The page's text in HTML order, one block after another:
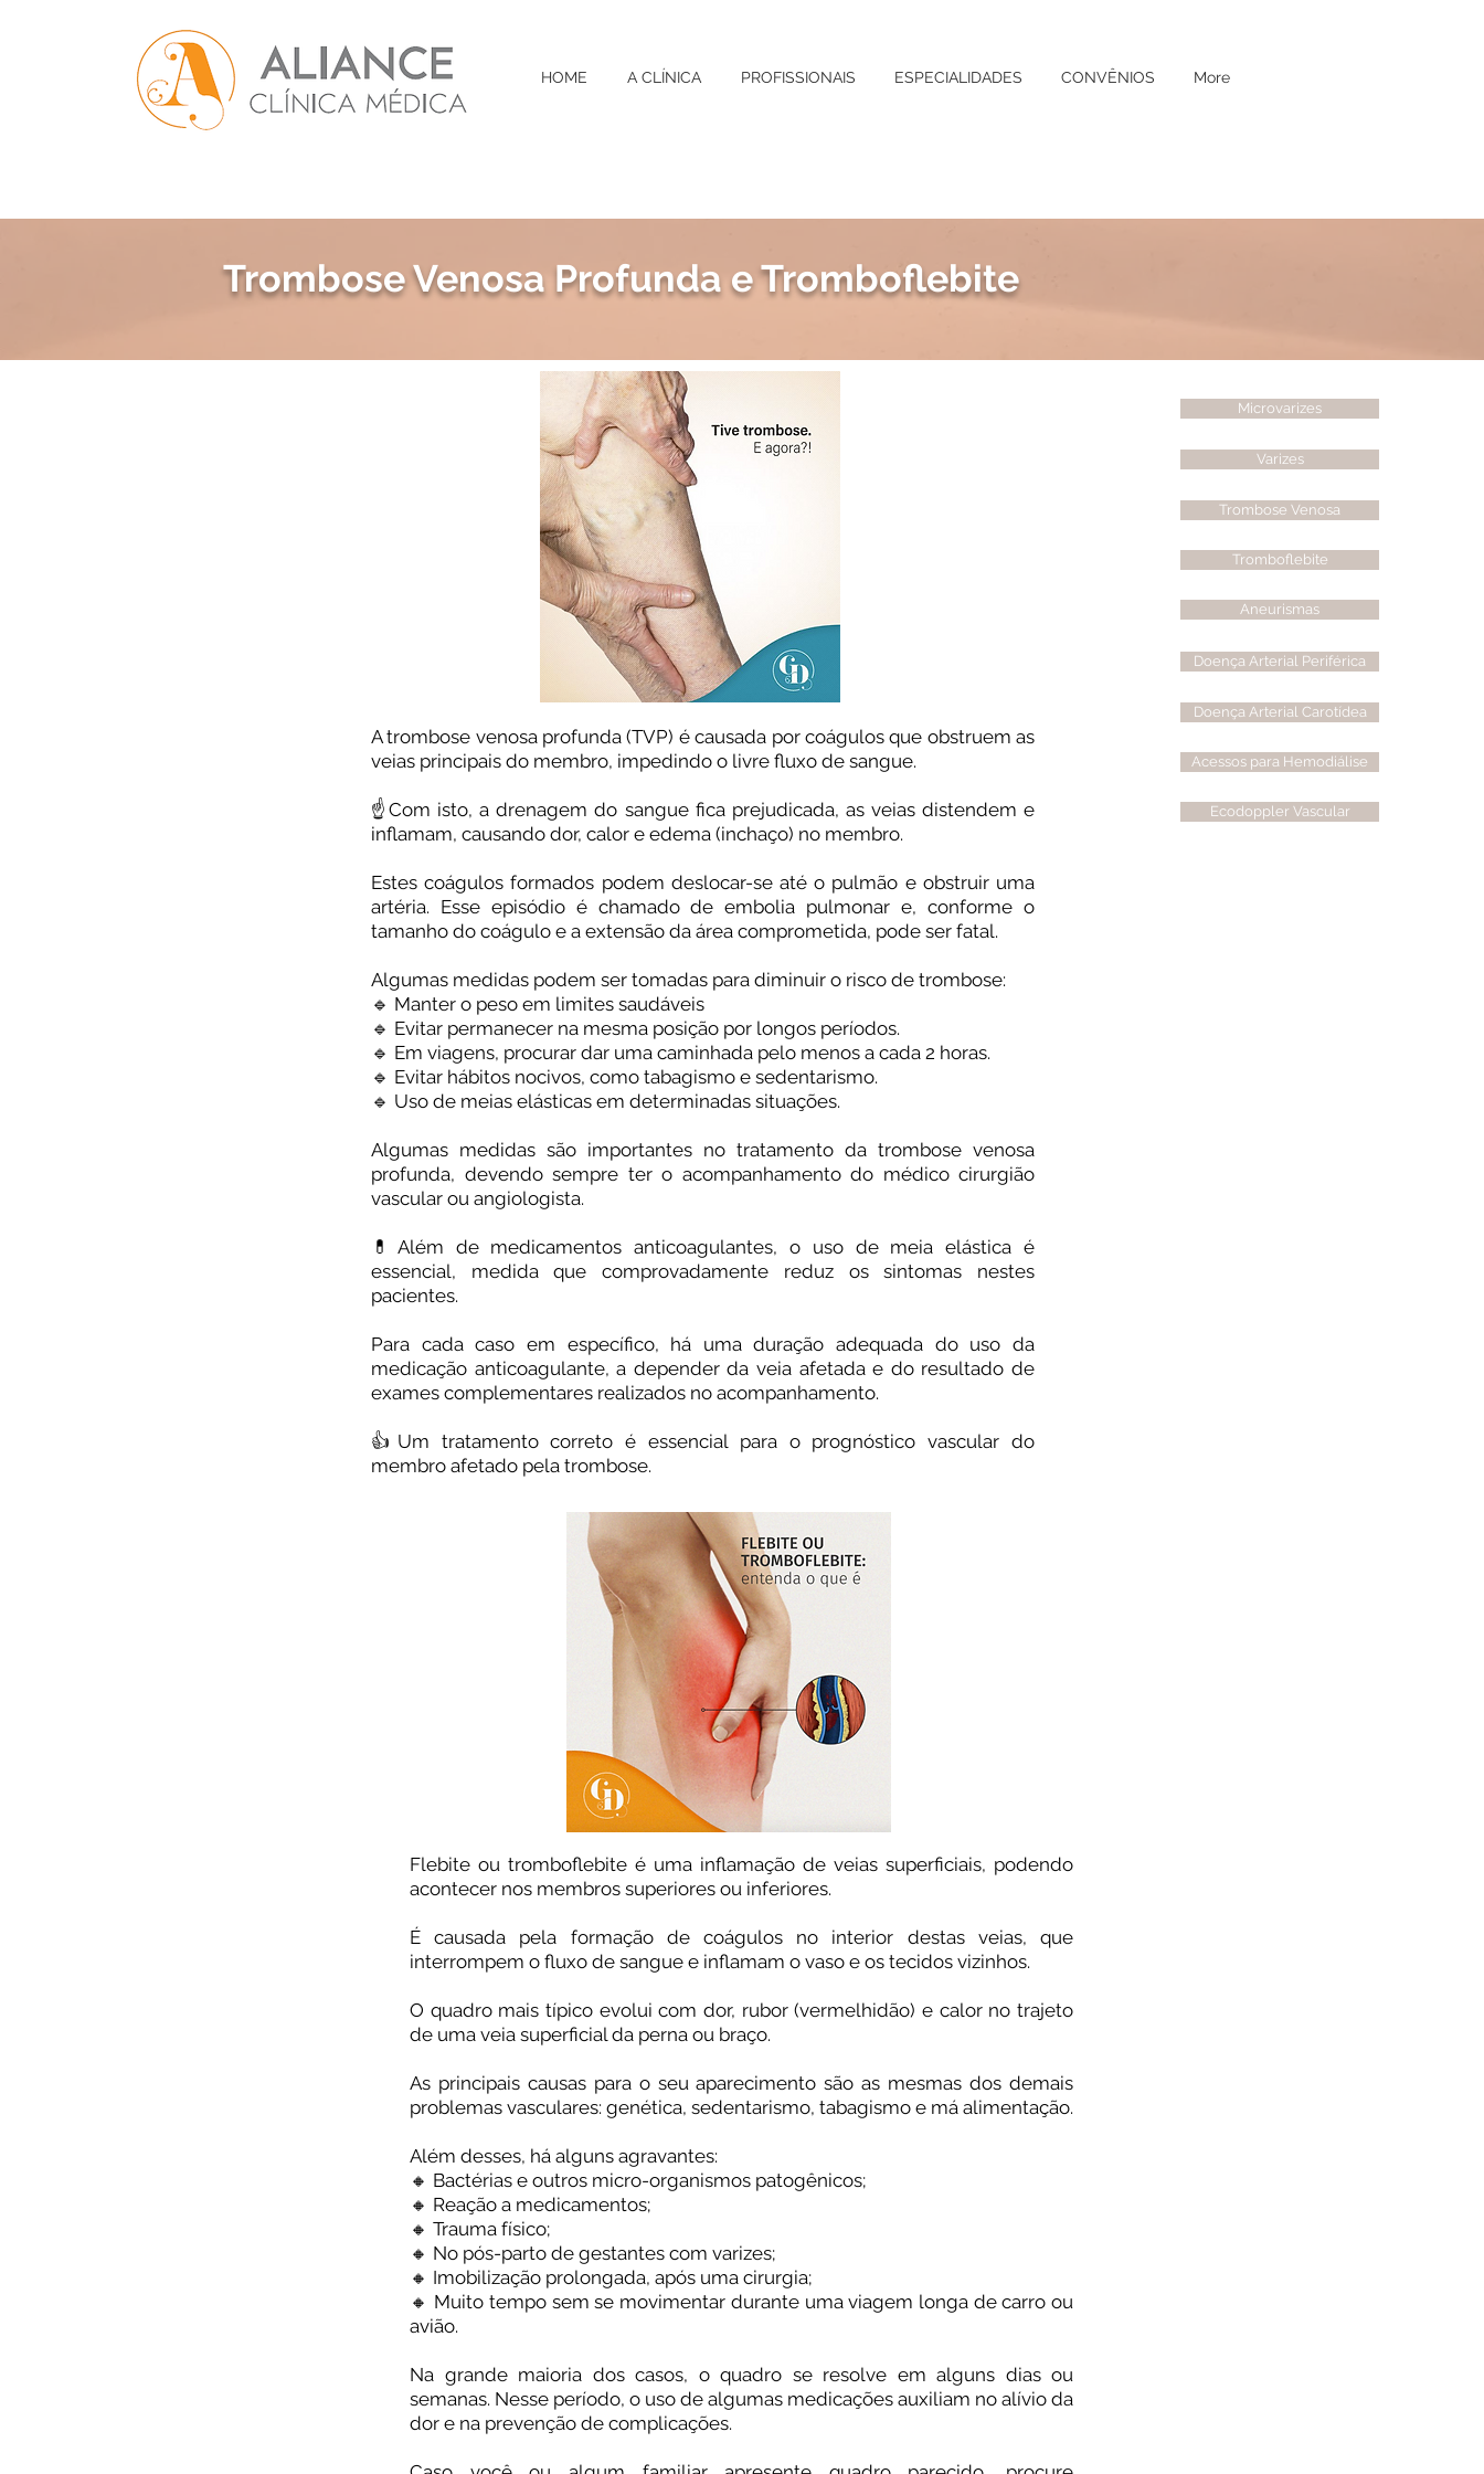
Varizes
Trombose Venosa Profunda e Tromboflebite
A trombose venosa profunda (TVP) é causada por coágulos que obstruem as
veias principais do membro, impedindo o livre fluxo de sangue. ⠀
☝️Com isto, a drenagem do sangue fica prejudicada, as veias distendem e
inflamam, causando dor, calor e edema (inchaço) no membro. ⠀
Estes coágulos formados podem deslocar-se até o pulmão e obstruir uma
artéria. Esse episódio é chamado de embolia pulmonar e, conforme o
tamanho do coágulo e a extensão da área comprometida, pode ser fatal.⠀
Algumas medidas podem ser tomadas para diminuir o risco de trombose:⠀
🔹 Manter o peso em limites saudáveis⠀
🔹 Evitar permanecer na mesma posição por longos períodos. ⠀
🔹 Em viagens, procurar dar uma caminhada pelo menos a cada 2 horas. ⠀
🔹 Evitar hábitos nocivos, como tabagismo e sedentarismo.⠀
🔹 Uso de meias elásticas em determinadas situações.⠀
Algumas medidas são importantes no tratamento da trombose venosa
profunda, devendo sempre ter o acompanhamento do médico cirurgião
vascular ou angiologista.⠀
💊Além de medicamentos anticoagulantes, o uso de meia elástica é
essencial, medida que comprovadamente reduz os sintomas nestes
pacientes.⠀
Para cada caso em específico, há uma duração adequada do uso da
medicação anticoagulante, a depender da veia afetada e do resultado de
exames complementares realizados no acompanhamento.⠀
👍Um tratamento correto é essencial para o prognóstico vascular do
membro afetado pela trombose.
Microvarizes
Varizes
Trombose Venosa
Tromboflebite
Aneurismas
Doença Arterial Periférica
Doença Arterial Carotídea
Acessos para Hemodiálise
Ecodoppler Vascular
Flebite ou tromboflebite é uma inflamação de veias superficiais, podendo
acontecer nos membros superiores ou inferiores.⠀
É causada pela formação de coágulos no interior destas veias, que
interrompem o fluxo de sangue e inflamam o vaso e os tecidos vizinhos.⠀
O quadro mais típico evolui com dor, rubor (vermelhidão) e calor no trajeto
de uma veia superficial da perna ou braço.⠀
As principais causas para o seu aparecimento são as mesmas dos demais
problemas vasculares: genética, sedentarismo, tabagismo e má alimentação.
Além desses, há alguns agravantes:⠀
🔸 Bactérias e outros micro-organismos patogênicos;⠀
🔸 Reação a medicamentos;⠀
🔸 Trauma físico;⠀
🔸 No pós-parto de gestantes com varizes;⠀
🔸 Imobilização prolongada, após uma cirurgia;⠀
🔸 Muito tempo sem se movimentar durante uma viagem longa de carro ou
avião.⠀
Na grande maioria dos casos, o quadro se resolve em alguns dias ou
semanas. Nesse período, o uso de algumas medicações auxiliam no alívio da
dor e na prevenção de complicações. ⠀
HOME A CLÍNICA PROFISSIONAIS ESPECIALIDADES CONVÊNIOS More